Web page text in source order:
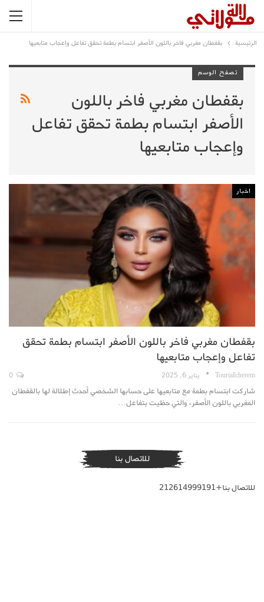
الرئيسية بقفطان مغربي فاخر باللون الأصفر ابتسام بطمة تحقق تفاعل وإعجاب متابعيها
تصفح الوسم
بقفطان مغربي فاخر باللون
الأصفر ابتسام بطمة تحقق تفاعل
وإعجاب متابعيها
اخبار
بقفطان مغربي فاخر باللون الأصفر ابتسام بطمة تحقق
تفاعل وإعجاب متابعيها
TouriaIcherem يناير 6, 2025
شاركت ابتسام بطمة مع متابعيها على حسابها الشخصي أحدث إطلالة لها بالقفطان
المغربي باللون الأصفر، والتي حظيت بتفاعل…
للاتصال بنا
للاتصال بنا+212614999191